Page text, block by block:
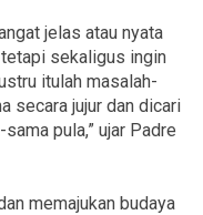
jelas atau nyata
sekaligus ingin
itulah masalah-
secara jujur dan dicari
pula,” ujar Padre
memajukan budaya